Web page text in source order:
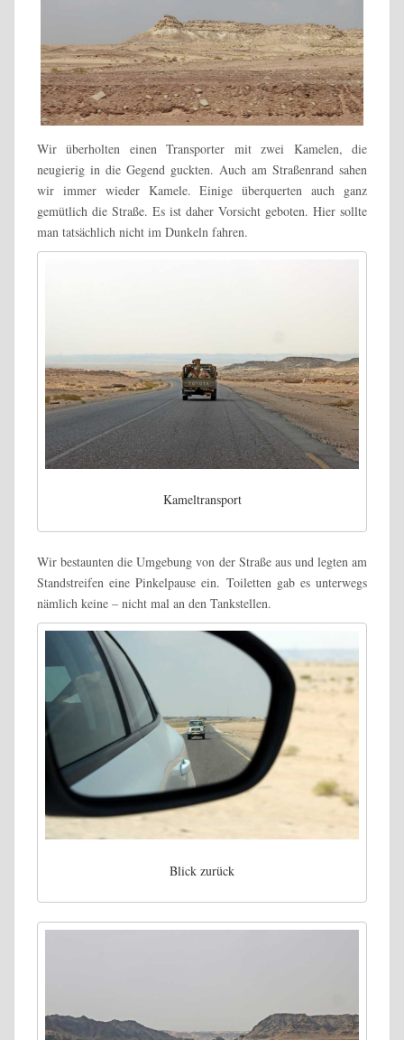
Wir überholten einen Transporter mit zwei Kamelen, die
neugierig in die Gegend guckten. Auch am Straßenrand sahen
wir immer wieder Kamele. Einige überquerten auch ganz
gemütlich die Straße. Es ist daher Vorsicht geboten. Hier sollte
man tatsächlich nicht im Dunkeln fahren.
Kameltransport
Wir bestaunten die Umgebung von der Straße aus und legten am
Standstreifen eine Pinkelpause ein. Toiletten gab es unterwegs
nämlich keine – nicht mal an den Tankstellen.
Blick zurück